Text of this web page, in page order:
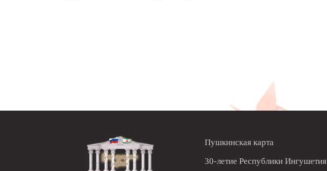
Пушкинская карта
30-летие Республики Ингушетия